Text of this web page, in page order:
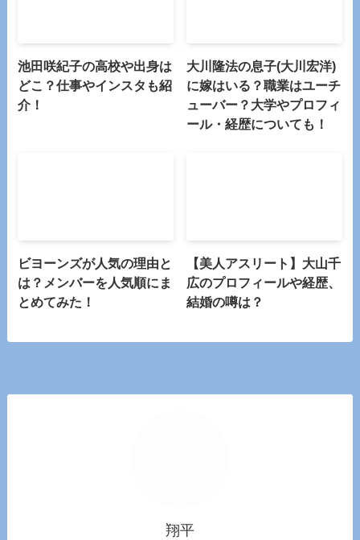
池田咲紀子の高校や出身は
どこ？仕事やインスタも紹
介！
大川隆法の息子(大川宏洋)
に嫁はいる？職業はユーチ
ューバー？大学やプロフィ
ール・経歴についても！
ビヨーンズが人気の理由と
は？メンバーを人気順にま
とめてみた！
【美人アスリート】大山千
広のプロフィールや経歴、
結婚の噂は？
翔平